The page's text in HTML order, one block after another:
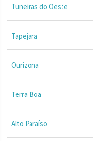
Tuneiras do Oeste
Tapejara
Ourizona
Terra Boa
Alto Paraíso